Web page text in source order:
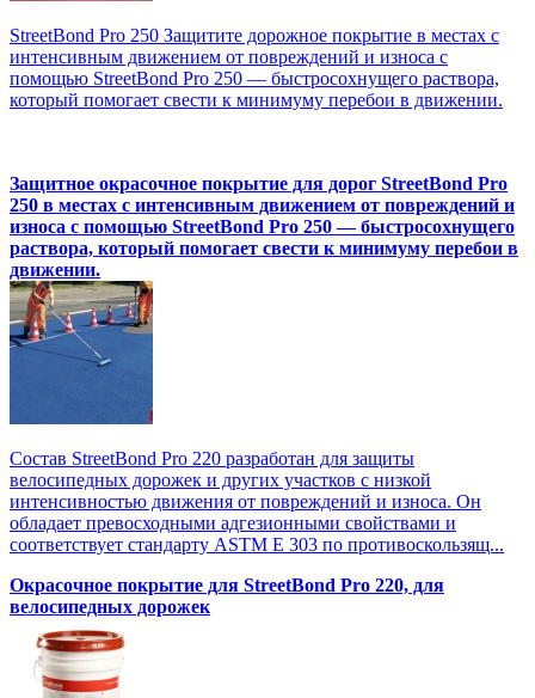
StreetBond Pro 250 Защитите дорожное покрытие в местах с
интенсивным движением от повреждений и износа с
помощью StreetBond Pro 250 — быстросохнущего раствора,
который помогает свести к минимуму перебои в движении.
Защитное окрасочное покрытие для дорог StreetBond Pro
250 в местах с интенсивным движением от повреждений и
износа с помощью StreetBond Pro 250 — быстросохнущего
раствора, который помогает свести к минимуму перебои в
движении.
Состав StreetBond Pro 220 разработан для защиты
велосипедных дорожек и других участков с низкой
интенсивностью движения от повреждений и износа. Он
обладает превосходными адгезионными свойствами и
соответствует стандарту ASTM E 303 по противоскользящ...
Окрасочное покрытие для StreetBond Pro 220, для
велосипедных дорожек